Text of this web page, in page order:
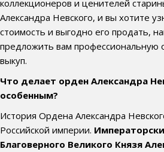
коллекционеров и ценителей
Александра Невского, и вы хотите
стоимость и выгодно его продать,
предложить вам профессиональную
выкуп.
Что делает орден Александра
особенным?
История Ордена Александра
Российской империи.
Благоверного Великого Князя